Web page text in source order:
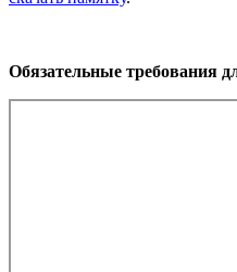
Обязательные требования